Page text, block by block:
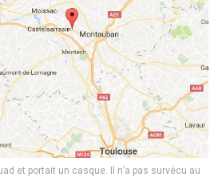
et portait un casque. Il n’a pas survécu au